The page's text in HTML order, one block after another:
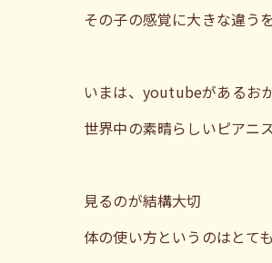
その子の感覚に大きな違う
いまは、youtubeがあるお
世界中の素晴らしいピアニ
見るのが結構大切
体の使い方というのはとて